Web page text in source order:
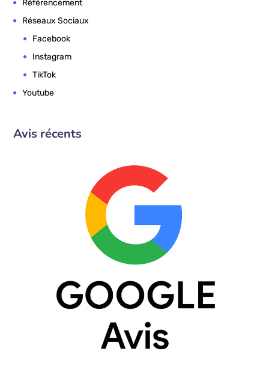
Référencement
Réseaux Sociaux
Facebook
Instagram
TikTok
Youtube
Avis récents